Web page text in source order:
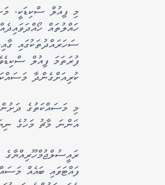
މި ފިއުލް ސްކިޑަކީ،
ހައްލުތައް
ސަހަރައްދުތަކުގައި
ފުރަތަމަ ފިއުލް
ކުރިއަށްގެންދާ
އަންނަ މާޗު މަހުގެ
ފައްޓަވައި ބައެއް